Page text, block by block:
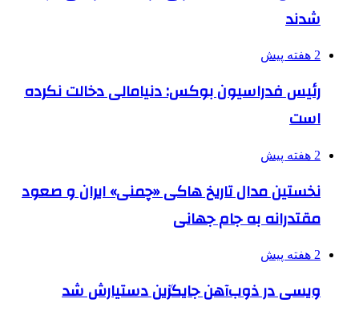
شدند
2 هفته پیش
رئیس فدراسیون بوکس: دنیامالی دخالت نکرده
است
2 هفته پیش
نخستین مدال تاریخ هاکی «چمنی» ایران و صعود
مقتدرانه به جام جهانی
2 هفته پیش
ویسی در ذوب‌آهن جایگزین دستیارش شد